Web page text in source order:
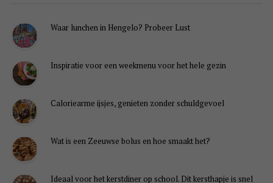
Waar lunchen in Hengelo? Probeer Lust
Inspiratie voor een weekmenu voor het hele gezin
Caloriearme ijsjes, genieten zonder schuldgevoel
Wat is een Zeeuwse bolus en hoe smaakt het?
Ideaal voor het kerstdiner op school. Dit kersthapje is snel